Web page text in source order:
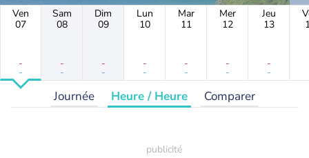
Ven
07
-
-
Sam
08
-
-
Dim
09
-
-
Lun
10
-
-
Mar
11
-
-
Mer
12
-
-
Jeu
13
-
-
Journée Heure / Heure Comparer